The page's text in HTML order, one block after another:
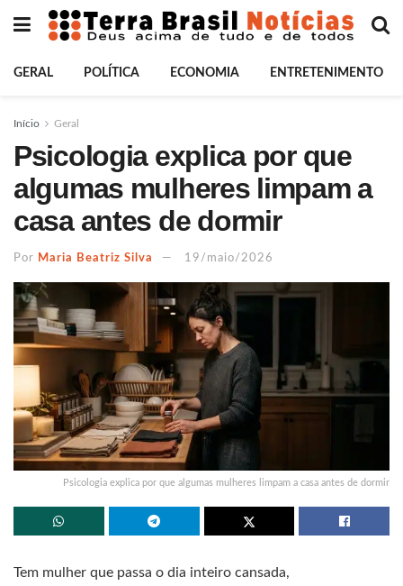
GERAL POLÍTICA ECONOMIA ENTRETENIMENTO
Início Geral
Psicologia explica por que
algumas mulheres limpam a
casa antes de dormir
Por Maria Beatriz Silva 19/maio/2026
Psicologia explica por que algumas mulheres limpam a casa antes de dormir
Tem mulher que passa o dia inteiro cansada,